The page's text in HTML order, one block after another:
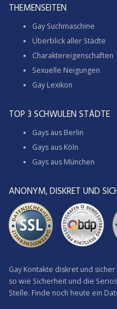
THEMENSEITEN
Gay Suchmaschine
Überblick aller Städte
Charaktereigenschaften
Sexuelle Neigungen
Gay Lexikon
TOP 3 SCHWULEN STÄDTE
Gays aus Berlin
Gays aus Köln
Gays aus München
ANONYM, DISKRET UND
Gay Kontakte diskret und
so wie Sicherheit und die
Stelle. Finde noch heute ein